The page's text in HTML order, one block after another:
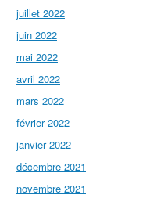
juillet 2022
juin 2022
mai 2022
avril 2022
mars 2022
février 2022
janvier 2022
décembre 2021
novembre 2021